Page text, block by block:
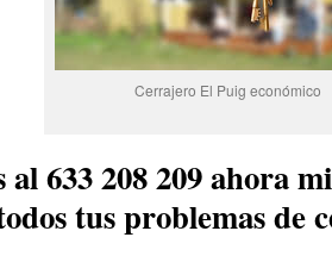
Cerrajero El Puig económico
al 633 208 209 ahora
tus problemas de